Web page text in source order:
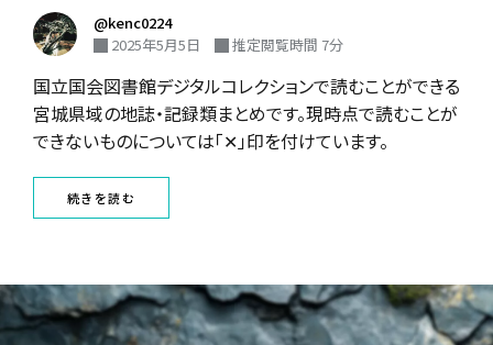
@kenc0224
2025年5月5日
推定閲覧時間 7分
国立国会図書館デジタルコレクションで読むことができる
宮城県域の地誌・記録類まとめです。現時点で読むことが
できないものについては「✕」印を付けています。
続きを読む